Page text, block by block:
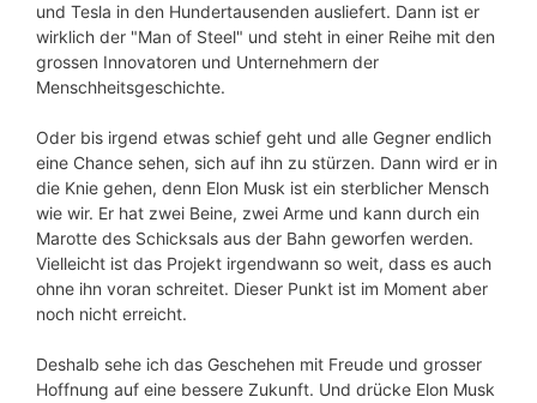
und Tesla in den Hundertausenden ausliefert. Dann ist er
wirklich der "Man of Steel" und steht in einer Reihe mit den
grossen Innovatoren und Unternehmern der
Menschheitsgeschichte.
Oder bis irgend etwas schief geht und alle Gegner endlich
eine Chance sehen, sich auf ihn zu stürzen. Dann wird er in
die Knie gehen, denn Elon Musk ist ein sterblicher Mensch
wie wir. Er hat zwei Beine, zwei Arme und kann durch ein
Marotte des Schicksals aus der Bahn geworfen werden.
Vielleicht ist das Projekt irgendwann so weit, dass es auch
ohne ihn voran schreitet. Dieser Punkt ist im Moment aber
noch nicht erreicht.
Deshalb sehe ich das Geschehen mit Freude und grosser
Hoffnung auf eine bessere Zukunft. Und drücke Elon Musk